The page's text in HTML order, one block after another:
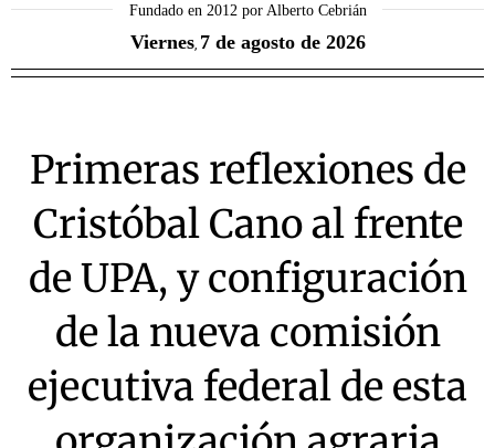
Fundado en 2012 por Alberto Cebrián
Viernes, 7 de agosto de 2026
Primeras reflexiones de
Cristóbal Cano al frente
de UPA, y configuración
de la nueva comisión
ejecutiva federal de esta